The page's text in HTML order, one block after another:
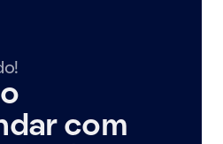
com